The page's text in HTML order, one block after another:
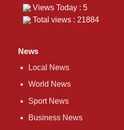
News
Local News
World News
Sport News
Business News
Views Today : 5
Total views : 21884